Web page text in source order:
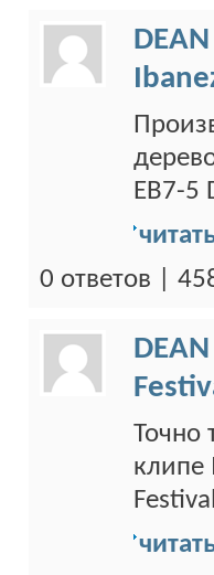
DEAN
EB7-5
0 ответов |
DEAN
Точно
клипе